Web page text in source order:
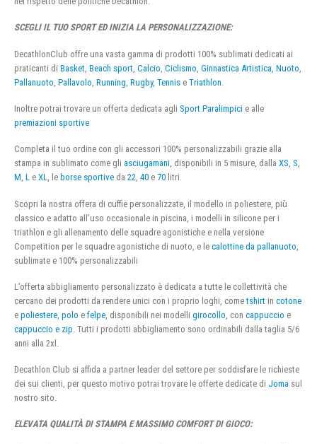
SCEGLI IL TUO SPORT ED INIZIA LA PERSONALIZZAZIONE:
DecathlonClub offre una vasta gamma di prodotti 100% sublimati dedicati ai
praticanti di Basket Beach sport Calcio Ciclismo Ginnastica Artistica Nuoto
Pallanuoto Pallavolo Running Rugby, Tennis e Triathlon
Inoltre potrai trovare un offerta dedicata agli Sport Paralimpici e alle
premiazioni sportive
Completa il tuo ordine con gli accessori 100% personalizzabili grazie alla
stampa in sublimato come gli asciugamani, disponibili in 5 misure, dalla XS, S,
M, L e XL, le borse sportive da 22, 40 e 70 litri.
Scopri la nostra offera di cuffie personalizzate, il modello in poliestere, più
classico e adatto all’uso occasionale in piscina, i modelli in silicone per i
triathlon e gli allenamento delle squadre agonistiche e nella versione
Competition per le squadre agonistiche di nuoto, e le calottine da pallanuoto
sublimate e 100% personalizzabili
L’offerta abbigliamento personalizzato è dedicata a tutte le collettività che
cercano dei prodotti da rendere unici con i proprio loghi, cometshirt in cotone
e poliestere polo e felpe , disponibili nei modelli girocollo , con cappuccio e
cappuccio e zip . Tutti i prodotti abbigliamento sono ordinabili dalla taglia 5/6
anni alla 2xl.
Decathlon Club si affida a partner leader del settore per soddisfare le richieste
dei sui clienti, per questo motivo potrai trovare le offerte dedicate di Joma sul
nostro sito.
ELEVATA QUALITÀ DI STAMPA E MASSIMO COMFORT DI GIOCO: